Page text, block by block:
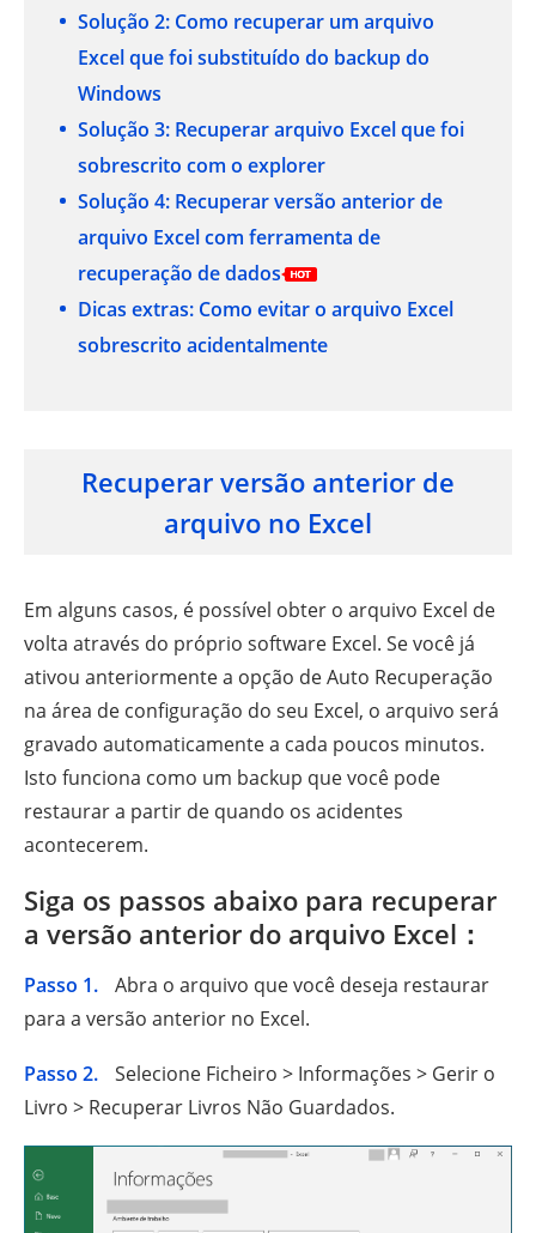
Solução 2: Como recuperar um arquivo
Excel que foi substituído do backup do
Windows
Solução 3: Recuperar arquivo Excel que foi
sobrescrito com o explorer
Solução 4: Recuperar versão anterior de
arquivo Excel com ferramenta de
recuperação de dados
Dicas extras: Como evitar o arquivo Excel
sobrescrito acidentalmente
Recuperar versão anterior de
arquivo no Excel
Em alguns casos, é possível obter o arquivo Excel de
volta através do próprio software Excel. Se você já
ativou anteriormente a opção de Auto Recuperação
na área de configuração do seu Excel, o arquivo será
gravado automaticamente a cada poucos minutos.
Isto funciona como um backup que você pode
restaurar a partir de quando os acidentes
acontecerem.
Siga os passos abaixo para recuperar
a versão anterior do arquivo Excel：
Passo 1.
Abra o arquivo que você deseja restaurar
para a versão anterior no Excel.
Passo 2.
Selecione Ficheiro > Informações > Gerir o
Livro > Recuperar Livros Não Guardados.